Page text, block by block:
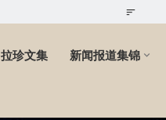
拉珍文集 新闻报道集锦